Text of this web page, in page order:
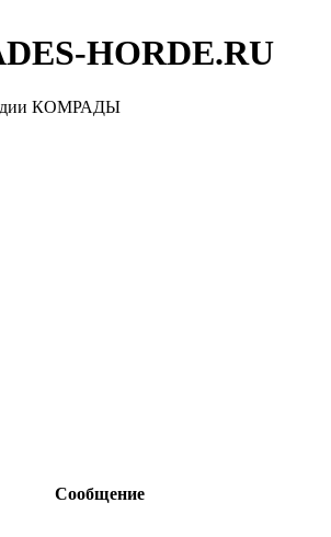
HORDE.RU
КОМРАДЫ
Сообщение